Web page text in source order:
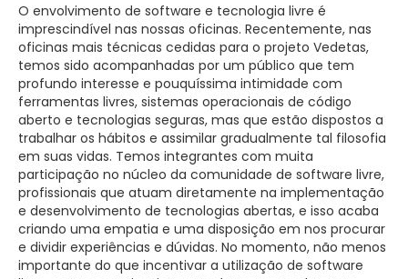
O envolvimento de software e tecnologia livre é
imprescindível nas nossas oficinas. Recentemente, nas
oficinas mais técnicas cedidas para o projeto Vedetas,
temos sido acompanhadas por um público que tem
profundo interesse e pouquíssima intimidade com
ferramentas livres, sistemas operacionais de código
aberto e tecnologias seguras, mas que estão dispostos a
trabalhar os hábitos e assimilar gradualmente tal filosofia
em suas vidas. Temos integrantes com muita
participação no núcleo da comunidade de software livre,
profissionais que atuam diretamente na implementação
e desenvolvimento de tecnologias abertas, e isso acaba
criando uma empatia e uma disposição em nos procurar
e dividir experiências e dúvidas. No momento, não menos
importante do que incentivar a utilização de software